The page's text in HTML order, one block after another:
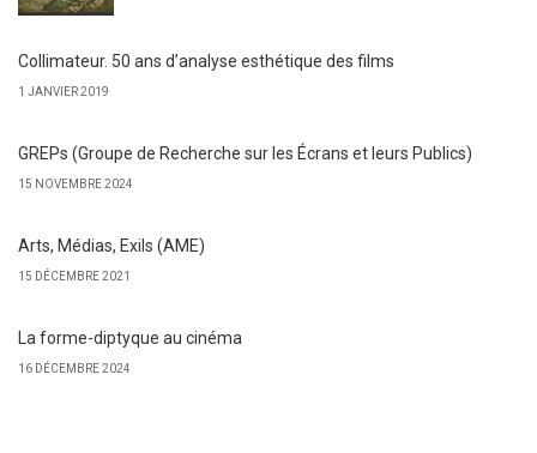
Collimateur. 50 ans d’analyse esthétique des films
1 JANVIER 2019
GREPs (Groupe de Recherche sur les Écrans et leurs Publics)
15 NOVEMBRE 2024
Arts, Médias, Exils (AME)
15 DÉCEMBRE 2021
La forme-diptyque au cinéma
16 DÉCEMBRE 2024